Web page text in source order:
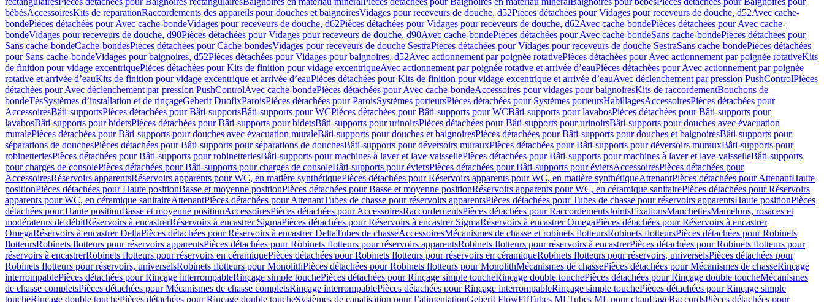
bébésAccessoiresKits de réparationRaccordements des appareils pour douches et baignoiresVidages pour receveurs de douche, d52Pièces détachées pour Vidages pour receveurs de douche, d52Avec cache-
bondePièces détachées pour Avec cache-bondeVidages pour receveurs de douche, d62Pièces détachées pour Vidages pour receveurs de douche, d62Avec cache-bondePièces détachées pour Avec cache-
bondeVidages pour receveurs de douche, d90Pièces détachées pour Vidages pour receveurs de douche, d90Avec cache-bondePièces détachées pour Avec cache-bondeSans cache-bondePièces détachées pour
Sans cache-bondeCache-bondesPièces détachées pour Cache-bondesVidages pour receveurs de douche SestraPièces détachées pour Vidages pour receveurs de douche SestraSans cache-bondePièces détachées
pour Sans cache-bondeVidages pour baignoires, d52Pièces détachées pour Vidages pour baignoires, d52Avec actionnement par poignée rotativePièces détachées pour Avec actionnement par poignée rotativeKits
de finition pour vidage excentriquePièces détachées pour Kits de finition pour vidage excentriqueAvec actionnement par poignée rotative et arrivée d’eauPièces détachées pour Avec actionnement par poignée
rotative et arrivée d’eauKits de finition pour vidage excentrique et arrivée d’eauPièces détachées pour Kits de finition pour vidage excentrique et arrivée d’eauAvec déclenchement par pression PushControlPièces
détachées pour Avec déclenchement par pression PushControlAvec cache-bondePièces détachées pour Avec cache-bondeAccessoires pour vidages pour baignoiresKits de raccordementBouchons de
bondeTésSystèmes d’installation et de rinçageGeberit DuofixParoisPièces détachées pour ParoisSystèmes porteursPièces détachées pour Systèmes porteursHabillagesAccessoiresPièces détachées pour
AccessoiresBâti-supportsPièces détachées pour Bâti-supportsBâti-supports pour WCPièces détachées pour Bâti-supports pour WCBâti-supports pour lavabosPièces détachées pour Bâti-supports pour
lavabosBâti-supports pour bidetsPièces détachées pour Bâti-supports pour bidetsBâti-supports pour urinoirsPièces détachées pour Bâti-supports pour urinoirsBâti-supports pour douches avec évacuation
muralePièces détachées pour Bâti-supports pour douches avec évacuation muraleBâti-supports pour douches et baignoiresPièces détachées pour Bâti-supports pour douches et baignoiresBâti-supports pour
séparations de douchesPièces détachées pour Bâti-supports pour séparations de douchesBâti-supports pour déversoirs murauxPièces détachées pour Bâti-supports pour déversoirs murauxBâti-supports pour
robinetteriesPièces détachées pour Bâti-supports pour robinetteriesBâti-supports pour machines à laver et lave-vaissellePièces détachées pour Bâti-supports pour machines à laver et lave-vaisselleBâti-supports
pour charges de consolePièces détachées pour Bâti-supports pour charges de consoleBâti-supports pour éviersPièces détachées pour Bâti-supports pour éviersAccessoiresPièces détachées pour
AccessoiresRéservoirs apparentsRéservoirs apparents pour WC, en matière synthétiquePièces détachées pour Réservoirs apparents pour WC, en matière synthétiqueAttenantPièces détachées pour AttenantHaute
positionPièces détachées pour Haute positionBasse et moyenne positionPièces détachées pour Basse et moyenne positionRéservoirs apparents pour WC, en céramique sanitairePièces détachées pour Réservoirs
apparents pour WC, en céramique sanitaireAttenantPièces détachées pour AttenantTubes de chasse pour réservoirs apparentsPièces détachées pour Tubes de chasse pour réservoirs apparentsHaute positionPièces
détachées pour Haute positionBasse et moyenne positionAccessoiresPièces détachées pour AccessoiresRaccordementsPièces détachées pour RaccordementsJointsFixationsManchettesMamelons, rosaces et
modérateurs de débitRéservoirs à encastrerRéservoirs à encastrer SigmaPièces détachées pour Réservoirs à encastrer SigmaRéservoirs à encastrer OmegaPièces détachées pour Réservoirs à encastrer
OmegaRéservoirs à encastrer DeltaPièces détachées pour Réservoirs à encastrer DeltaTubes de chasseAccessoiresMécanismes de chasse et robinets flotteursRobinets flotteursPièces détachées pour Robinets
flotteursRobinets flotteurs pour réservoirs apparentsPièces détachées pour Robinets flotteurs pour réservoirs apparentsRobinets flotteurs pour réservoirs à encastrerPièces détachées pour Robinets flotteurs pour
réservoirs à encastrerRobinets flotteurs pour réservoirs en céramiquePièces détachées pour Robinets flotteurs pour réservoirs en céramiqueRobinets flotteurs pour réservoirs, universelsPièces détachées pour
Robinets flotteurs pour réservoirs, universelsRobinets flotteurs pour MonolithPièces détachées pour Robinets flotteurs pour MonolithMécanismes de chassePièces détachées pour Mécanismes de chasseRinçage
interrompablePièces détachées pour Rinçage interrompableRinçage simple touchePièces détachées pour Rinçage simple toucheRinçage double touchePièces détachées pour Rinçage double toucheMécanismes
de chasse completsPièces détachées pour Mécanismes de chasse completsRinçage interrompablePièces détachées pour Rinçage interrompableRinçage simple touchePièces détachées pour Rinçage simple
toucheRinçage double touchePièces détachées pour Rinçage double toucheSystèmes de canalisation pour l’alimentationGeberit FlowFitTubes MLTubes ML pour chauffageRaccordsPièces détachées pour